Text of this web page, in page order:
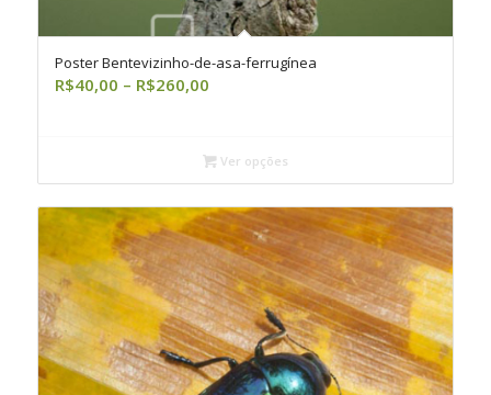
Poster Bentevizinho-de-asa-ferrugínea
R$40,00 – R$260,00Faixa
R$40,00
através
R$260,00
Ver opções